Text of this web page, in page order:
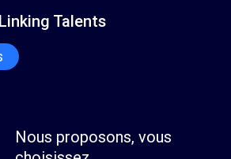
Talents
Nous proposons, vous